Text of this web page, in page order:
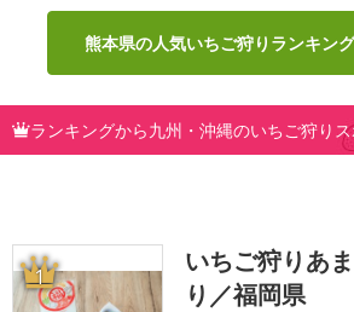
熊本県の人気いちご狩りランキン
ランキングから九州・沖縄のいちご狩り
1
いちご狩りあ
り／福岡県